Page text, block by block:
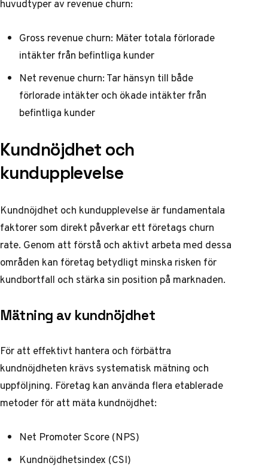
huvudtyper av revenue churn:
Gross revenue churn: Mäter totala förlorade
intäkter från befintliga kunder
Net revenue churn: Tar hänsyn till både
förlorade intäkter och ökade intäkter från
befintliga kunder
Kundnöjdhet och
kundupplevelse
Kundnöjdhet och kundupplevelse är fundamentala
faktorer som direkt påverkar ett företags churn
rate. Genom att förstå och aktivt arbeta med dessa
områden kan företag betydligt minska risken för
kundbortfall och stärka sin position på marknaden.
Mätning av kundnöjdhet
För att effektivt hantera och förbättra
kundnöjdheten krävs systematisk mätning och
uppföljning. Företag kan använda flera etablerade
metoder för att mäta kundnöjdhet:
Net Promoter Score (NPS)
Kundnöjdhetsindex (CSI)